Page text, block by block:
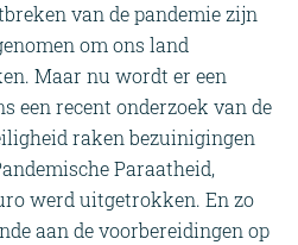
van de pandemie zijn
om ons land
Maar nu wordt er een
een recent onderzoek van de
raken bezuinigingen
Paraatheid,
werd uitgetrokken. En zo
aan de voorbereidingen op